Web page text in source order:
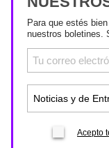
Para que estés
nuestros boletines.
Acepto